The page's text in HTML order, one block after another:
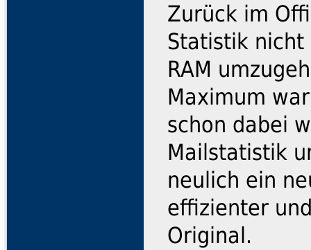
Zurück im
Statistik nicht
RAM
Maximum
schon dabei
Mailstatistik
neulich ein
effizienter
Original.